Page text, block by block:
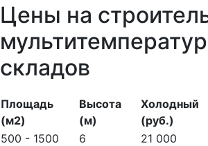
Цены на
складов
Площадь
(м2)
Высота
(м)
Холодный
(руб.)
500 - 1500
6 21 000